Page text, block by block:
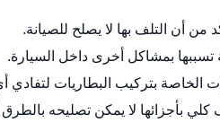
من أن التلف بها لا يصلح للصيانة.
تسببها بمشاكل أخرى داخل السيارة.
الخاصة بتركيب البطاريات
بأجزائها لا يمكن تصليحه بالطرق